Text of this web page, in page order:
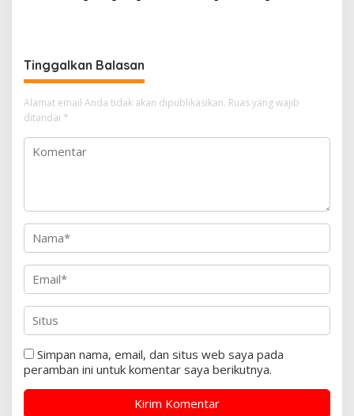
Tinggalkan Balasan
Alamat email Anda tidak akan dipublikasikan. Ruas yang wajib
ditandai *
Simpan nama, email, dan situs web saya pada
peramban ini untuk komentar saya berikutnya.